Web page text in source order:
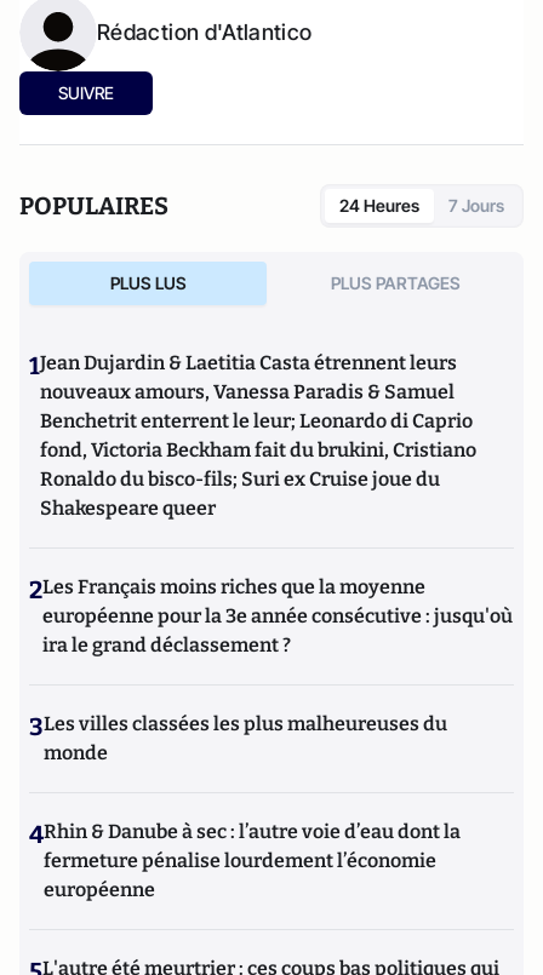
Rédaction d'Atlantico
SUIVRE
POPULAIRES 24 Heures 7 Jours
PLUS LUS PLUS PARTAGES
1Jean Dujardin & Laetitia Casta étrennent leurs
nouveaux amours, Vanessa Paradis & Samuel
Benchetrit enterrent le leur; Leonardo di Caprio
fond, Victoria Beckham fait du brukini, Cristiano
Ronaldo du bisco-fils; Suri ex Cruise joue du
Shakespeare queer
2Les Français moins riches que la moyenne
européenne pour la 3e année consécutive : jusqu'où
ira le grand déclassement ?
3Les villes classées les plus malheureuses du
monde
4Rhin & Danube à sec : l’autre voie d’eau dont la
fermeture pénalise lourdement l’économie
européenne
L'autre été meurtrier : ces coups bas politiques qui